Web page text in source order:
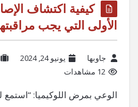
كيفية اكتشاف
الأولى التي يجب
جاوبها يونيو 24, 2024
12 مشاهدات
الوعي بمرض اللوكيميا: